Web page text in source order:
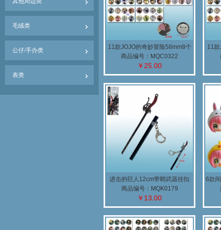
毛绒类
公仔/手办类
表类
11款JOJO的奇妙冒险58mm8个
装磨砂膜胸针
商品编号：MQC0322
￥25.00
11
进击的巨人12cm带鞘武器挂扣
商品编号：MQK0179
￥13.00
6款